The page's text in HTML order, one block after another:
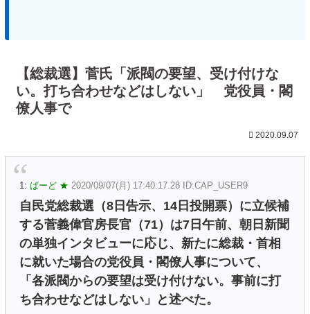
【総裁選】菅氏「派閥の要望、受け付けな
い。打ち合わせなどはしない」 党役員・閣
僚人事で
2020.09.07
1: ばーど ★ 2020/09/07(月) 17:40:17.28 ID:CAP_USER9
自民党総裁選（8日告示、14日投開票）に立候補
する菅義偉官房長官（71）は7日午前、朝日新聞
の単独インタビューに応じ、新たに総裁・首相
に就いた場合の党役員・閣僚人事について、
「各派閥からの要望は受け付けない。事前に打
ち合わせなどはしない」と述べた。